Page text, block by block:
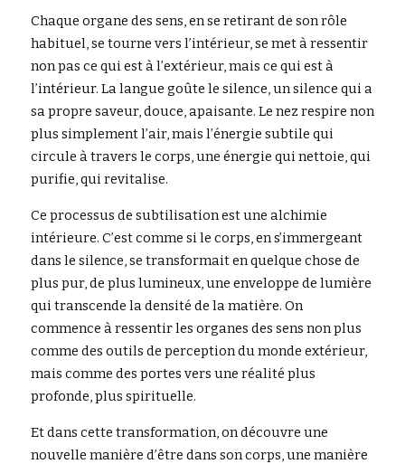
Chaque organe des sens, en se retirant de son rôle
habituel, se tourne vers l’intérieur, se met à ressentir
non pas ce qui est à l’extérieur, mais ce qui est à
l’intérieur. La langue goûte le silence, un silence qui a
sa propre saveur, douce, apaisante. Le nez respire non
plus simplement l’air, mais l’énergie subtile qui
circule à travers le corps, une énergie qui nettoie, qui
purifie, qui revitalise.
Ce processus de subtilisation est une alchimie
intérieure. C’est comme si le corps, en s’immergeant
dans le silence, se transformait en quelque chose de
plus pur, de plus lumineux, une enveloppe de lumière
qui transcende la densité de la matière. On
commence à ressentir les organes des sens non plus
comme des outils de perception du monde extérieur,
mais comme des portes vers une réalité plus
profonde, plus spirituelle.
Et dans cette transformation, on découvre une
nouvelle manière d’être dans son corps, une manière